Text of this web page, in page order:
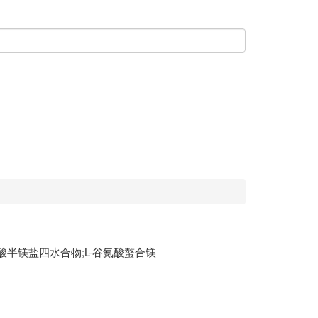
半镁盐四水合物;L-谷氨酸螯合镁